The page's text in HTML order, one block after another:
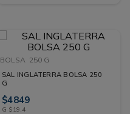
BOLSA 250 G
SAL INGLATERRA BOLSA 250
G
$4849
G $19,4